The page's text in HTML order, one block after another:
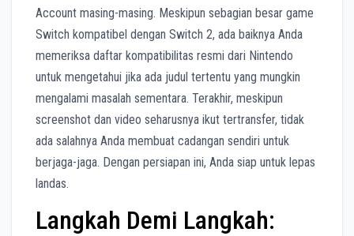
Account masing-masing. Meskipun sebagian besar game
Switch kompatibel dengan Switch 2, ada baiknya Anda
memeriksa daftar kompatibilitas resmi dari Nintendo
untuk mengetahui jika ada judul tertentu yang mungkin
mengalami masalah sementara. Terakhir, meskipun
screenshot dan video seharusnya ikut tertransfer, tidak
ada salahnya Anda membuat cadangan sendiri untuk
berjaga-jaga. Dengan persiapan ini, Anda siap untuk lepas
landas.
Langkah Demi Langkah: